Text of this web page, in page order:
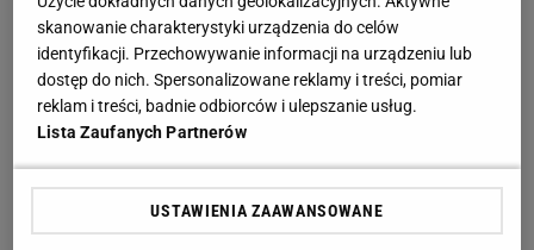
możliwych. Tylko raz poniosła porażkę, sześć
razy zremisowała i aż 23-krotnie kończyła mecz z
trzema "oczkami" na koncie. I choć kurz po
świętowaniu już opadł (w Szwecji sezon rozgrywany
jest w systemie wiosna-jesień), a nowa kampania
jeszcze się nie zaczęła, to do gmachów Mjallby AIF
dotarły znakomite wieści!
skanowanie charakterystyki urządzenia do celów
identyfikacji. Przechowywanie informacji na urządzeniu lub
dostęp do nich. Spersonalizowane reklamy i treści, pomiar
reklam i treści, badnie odbiorców i ulepszanie usług.
Lista Zaufanych Partnerów
USTAWIENIA ZAAWANSOWANE